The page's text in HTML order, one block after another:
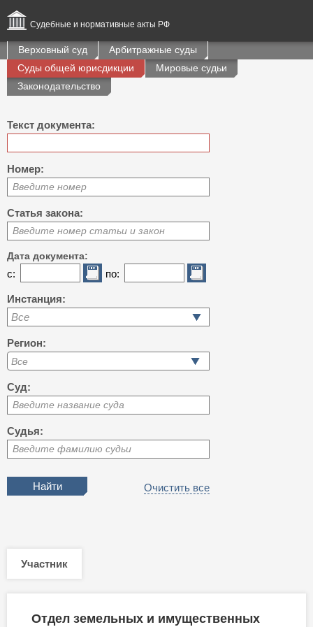
Судебные и нормативные акты РФ
Верховный суд
Арбитражные суды
Суды общей юрисдикции
Мировые судьи
Законодательство
Текст документа:
Номер:
Введите номер
Статья закона:
Введите номер статьи и закон
Дата документа:
с: по:
Инстанция:
Все
Регион:
Суд:
Введите название суда
Судья:
Введите фамилию судьи
Очистить все
Участник
Отдел земельных и имущественных